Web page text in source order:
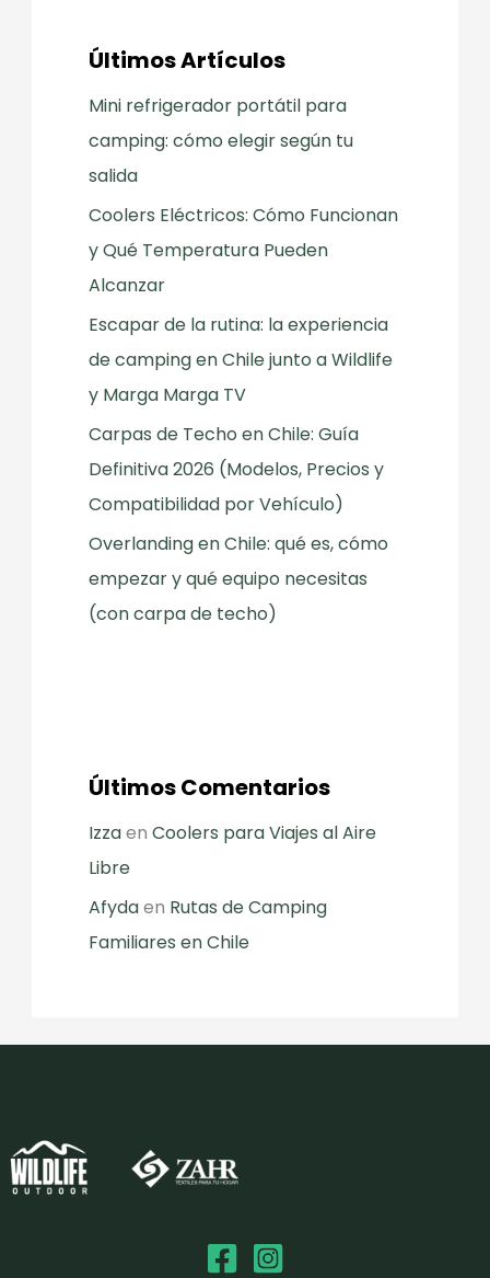
Últimos Artículos
Mini refrigerador portátil para
camping: cómo elegir según tu
salida
Coolers Eléctricos: Cómo Funcionan
y Qué Temperatura Pueden
Alcanzar
Escapar de la rutina: la experiencia
de camping en Chile junto a Wildlife
y Marga Marga TV
Carpas de Techo en Chile: Guía
Definitiva 2026 (Modelos, Precios y
Compatibilidad por Vehículo)
Overlanding en Chile: qué es, cómo
empezar y qué equipo necesitas
(con carpa de techo)
Últimos Comentarios
IzzaenCoolers para Viajes al Aire
Libre
Afydaen Rutas de Camping
Familiares en Chile